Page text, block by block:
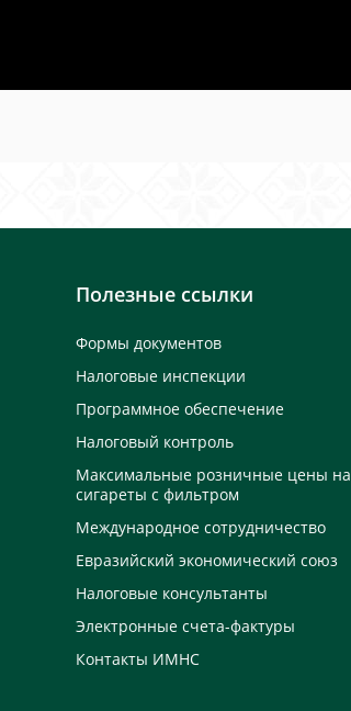
Полезные ссылки
Формы документов
Налоговые инспекции
Программное обеспечение
Налоговый контроль
Максимальные розничные цены на
сигареты с фильтром
Международное сотрудничество
Евразийский экономический союз
Налоговые консультанты
Электронные счета-фактуры
Контакты ИМНС